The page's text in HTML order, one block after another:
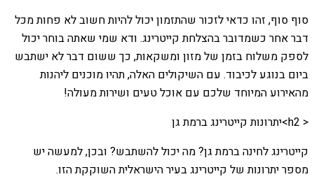
סוף סוף, זהו כדאי לזכור שהתזמון יכול להיות חשוב לא פחות מכל
דבר אחר כשמדובר בהצלחת קייטרינג. ודא שמי שאתה בוחר יכול
לספק משלוח בזמן של מזון ומשקאות, כך ששום דבר לא ישתבש
ביום בנוגע לכיבוד. עם השיקולים האלה, תהיו מוכנים ליהנות
מהאירוע המיוחד שלכם עם אוכל טעים ושירות מעולה!
< h2>יתרונות קייטרינג ברמת גן
קייטרינג לחינה ברמת גן? מה יכול להשתבש? ובכן, למעשה יש
מספר יתרונות של קייטרינג בעיר הישראלית השוקקת הזו.